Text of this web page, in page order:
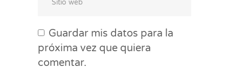
Guardar mis datos para la
próxima vez que quiera
comentar.